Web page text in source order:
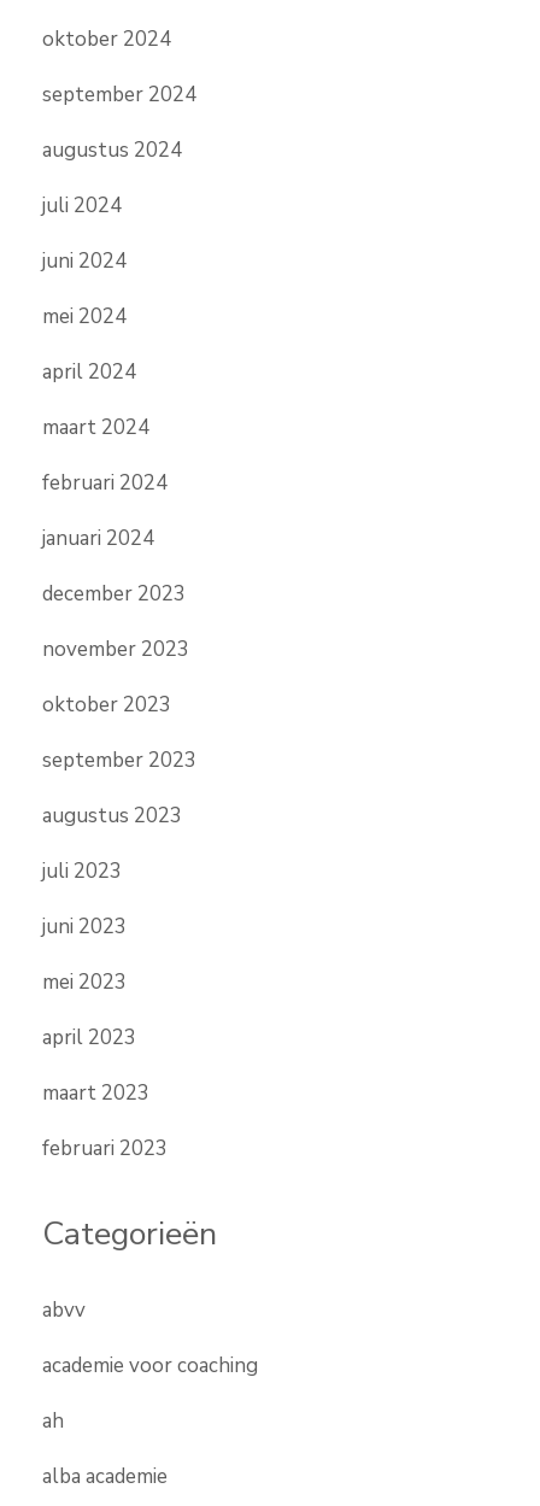
oktober 2024
september 2024
augustus 2024
juli 2024
juni 2024
mei 2024
april 2024
maart 2024
februari 2024
januari 2024
december 2023
november 2023
oktober 2023
september 2023
augustus 2023
juli 2023
juni 2023
mei 2023
april 2023
maart 2023
februari 2023
Categorieën
abvv
academie voor coaching
ah
alba academie